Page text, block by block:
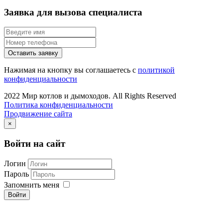
Заявка для вызова специалиста
Оставить заявку
Нажимая на кнопку вы соглашаетесь с политикой
конфиденциальности
2022 Мир котлов и дымоходов. All Rights Reserved
Политика конфиденциальности
Продвижение сайта
×
Войти на сайт
Логин
Пароль
Запомнить меня
Войти